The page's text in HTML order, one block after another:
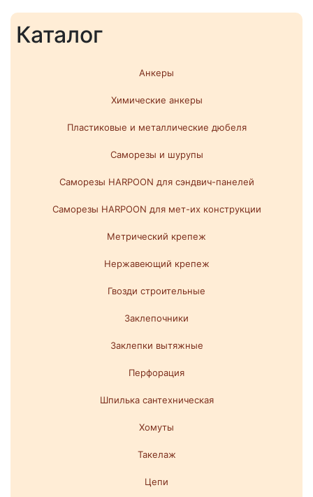
Каталог
Анкеры
Химические анкеры
Пластиковые и металлические дюбеля
Саморезы и шурупы
Саморезы HARPOON для сэндвич-панелей
Саморезы HARPOON для мет-их конструкции
Метрический крепеж
Нержавеющий крепеж
Гвозди строительные
Заклепочники
Заклепки вытяжные
Перфорация
Шпилька сантехническая
Хомуты
Такелаж
Цепи